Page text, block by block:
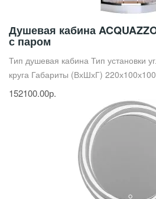
Душевая кабина
с паром
Тип душевая кабина Тип установки
круга Габариты (ВхШхГ)
152100.00р.